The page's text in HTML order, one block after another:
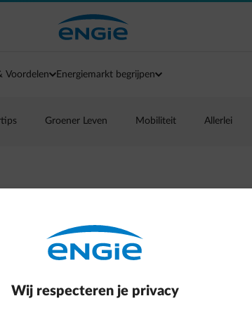
Voordelen Energiemarkt begrijpen
Groener Leven Mobiliteit Allerlei
is niet
Wij respecteren je privacy